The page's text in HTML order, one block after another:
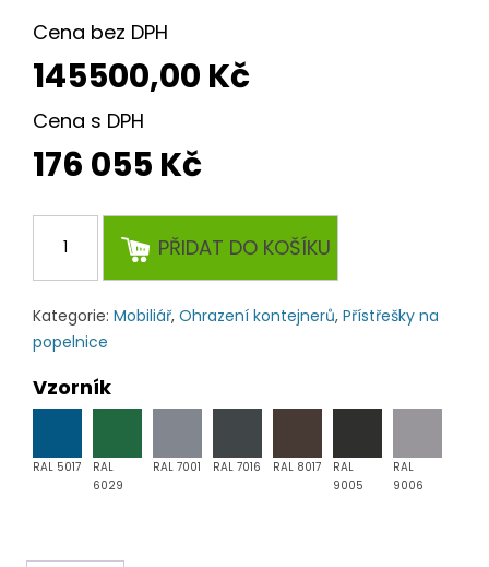
Cena bez DPH
145500,00 Kč
Cena s DPH
176 055 Kč
ohrazení
kontejnerů
se
střechou
K3
množství
PŘIDAT DO KOŠÍKU
Kategorie: Mobiliář, Ohrazení kontejnerů, Přístřešky na
popelnice
Vzorník
RAL 5017
RAL
6029
RAL 7001 RAL 7016 RAL 8017
RAL
9005
RAL
9006